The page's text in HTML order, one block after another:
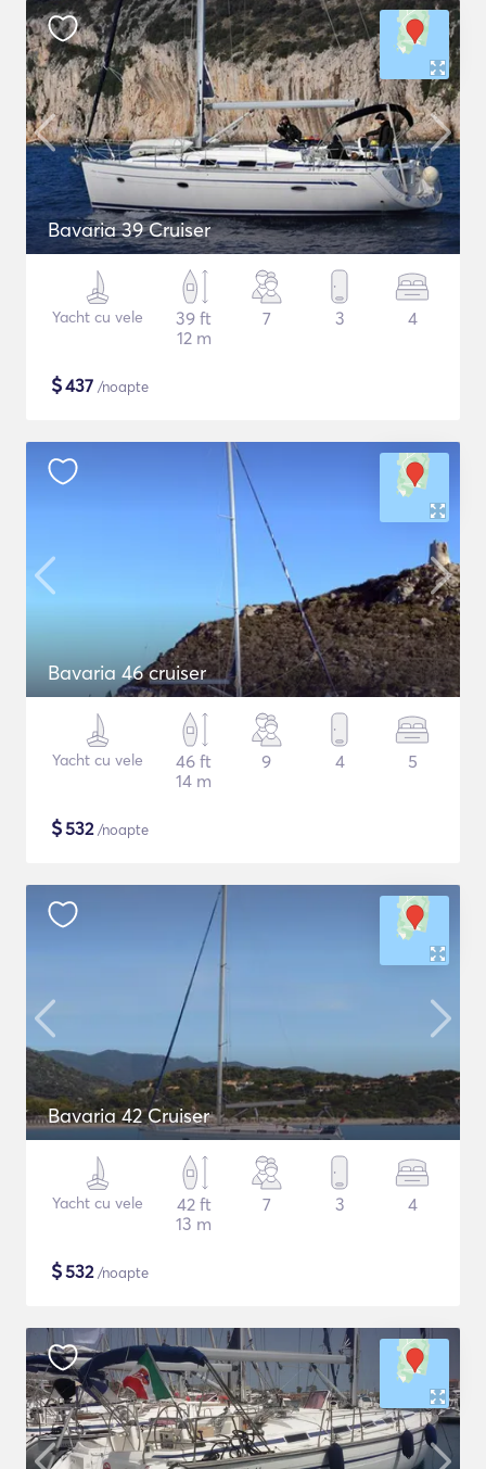
Bavaria 39 Cruiser
Yacht cu vele
39 ft
12 m
7 3 4
$437 /noapte
Bavaria 46 cruiser
Yacht cu vele
46 ft
14 m
9 4 5
$532/noapte
Bavaria 42 Cruiser
Yacht cu vele
42 ft
13 m
7 3 4
$532/noapte